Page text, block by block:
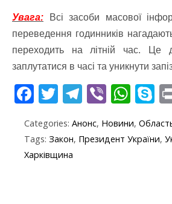
Увага: Всі засоби масової
переведення годинників
переходить на літній час.
заплутатися в часі та уникнути
F
e
b
T
itt
er
T
e
gr
Vi
er
W
at
s
S
y
p
Categories: Анонс, Новини,
Tags: Закон, Президент України,
Харківщина